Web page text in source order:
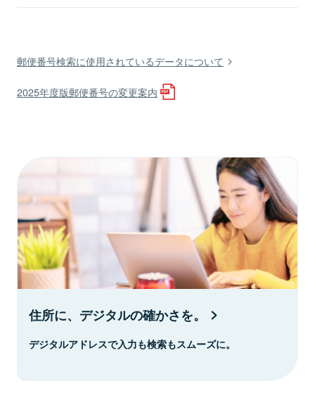
郵便番号検索に使用されているデータについて
2025年度版郵便番号の変更案内
住所に、デジタルの確かさを。
デジタルアドレスで入力も検索もスムーズに。